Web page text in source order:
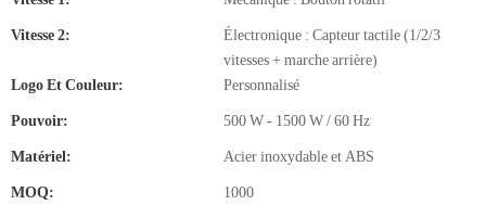
Vitesse 2:
Électronique : Capteur tactile (1/2/3
vitesses + marche arrière)
Logo Et Couleur:
Personnalisé
Pouvoir: 500 W - 1500 W / 60 Hz
Matériel: Acier inoxydable et ABS
MOQ: 1000